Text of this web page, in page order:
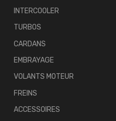
INTERCOOLER
TURBOS
CARDANS
EMBRAYAGE
VOLANTS MOTEUR
FREINS
ACCESSOIRES